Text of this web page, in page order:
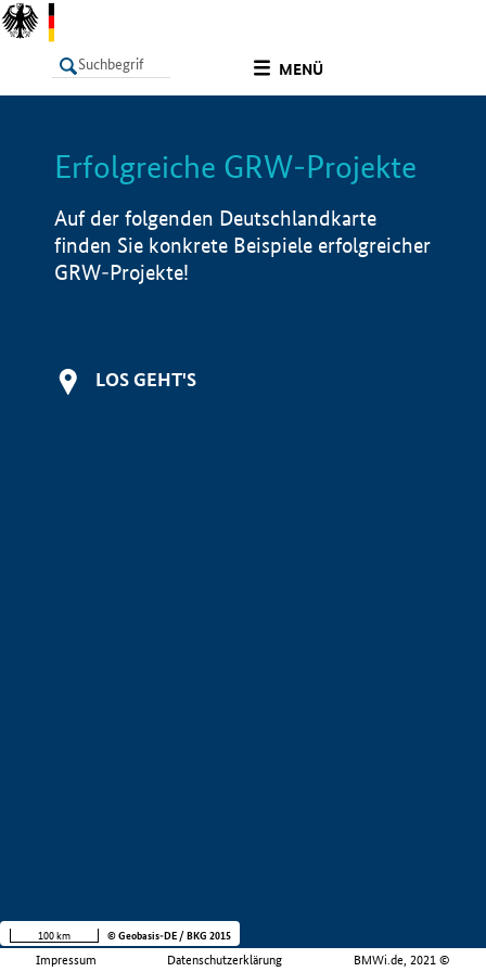
MENÜ
LISTE Info
Erfolgreiche GRW-Projekte
Auf der folgenden Deutschlandkarte
finden Sie konkrete Beispiele erfolgreicher
GRW-Projekte!
LOS GEHT'S
Impressum Datenschutzerklärung BMWi.de, 2021 ©
100 km © Geobasis-DE / BKG 2015